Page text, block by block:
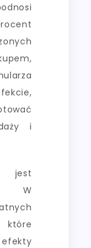
i
jest
W
które